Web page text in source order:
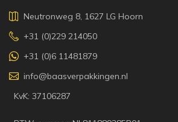
Neutronweg 8, 1627 LG Hoorn
+31 (0)229 214050
+31 (0)6 11481879
info@baasverpakkingen.nl
KvK: 37106287